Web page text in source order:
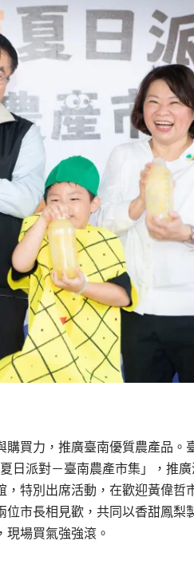
買力，推廣臺南優質農產品。
日派對－臺南農產市集」，推
特別出席活動，在歡迎黃偉哲
市長相見歡，共同以香甜鳳梨
場買氣強強滾。